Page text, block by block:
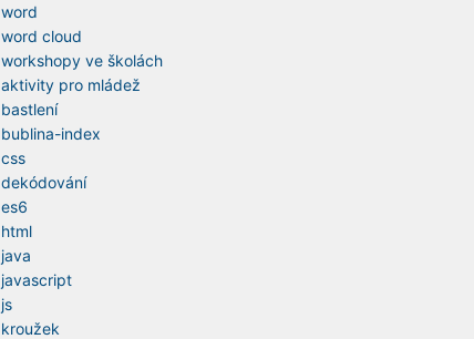
word
word cloud
workshopy ve školách
aktivity pro mládež
bastlení
bublina-index
css
dekódování
es6
html
java
javascript
js
kroužek